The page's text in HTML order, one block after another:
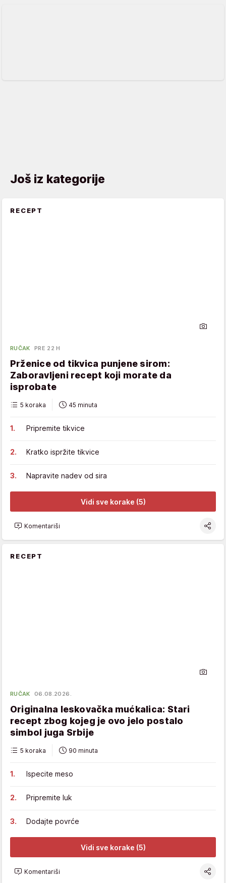
Još iz kategorije
RECEPT
RUČAK PRE 22 H
Prženice od tikvica punjene sirom:
Zaboravljeni recept koji morate da
isprobate
5 koraka 45 minuta
Pripremite tikvice
Kratko ispržite tikvice
Napravite nadev od sira
Vidi sve korake (5)
Komentariši
RECEPT
RUČAK 06.08.2026.
Originalna leskovačka mućkalica: Stari
recept zbog kojeg je ovo jelo postalo
simbol juga Srbije
5 koraka 90 minuta
Ispecite meso
Pripremite luk
Dodajte povrće
Vidi sve korake (5)
Komentariši